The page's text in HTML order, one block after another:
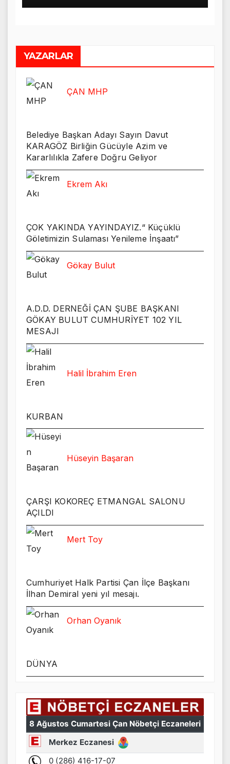
YAZARLAR
ÇAN MHP
Belediye Başkan Adayı Sayın Davut
KARAGÖZ Birliğin Gücüyle Azim ve
Kararlılıkla Zafere Doğru Geliyor
Ekrem Akı
ÇOK YAKINDA YAYINDAYIZ.“ Küçüklü
Göletimizin Sulaması Yenileme İnşaatı”
Gökay Bulut
A.D.D. DERNEĞİ ÇAN ŞUBE BAŞKANI
GÖKAY BULUT CUMHURİYET 102 YIL
MESAJI
Halil İbrahim Eren
KURBAN
Hüseyin Başaran
ÇARŞI KOKOREÇ ETMANGAL SALONU
AÇILDI
Mert Toy
Cumhuriyet Halk Partisi Çan İlçe Başkanı
İlhan Demiral yeni yıl mesajı.
Orhan Oyanık
DÜNYA